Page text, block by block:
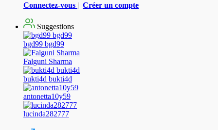
Connectez-vous | Créer un compte
Suggestions
bgd99 bgd99
Falguni Sharma
bukti4d bukti4d
antonetta10y59
lucinda282777